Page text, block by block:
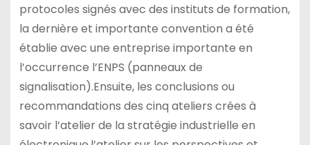
protocoles signés avec des instituts de formation,
la dernière et importante convention a été
établie avec une entreprise importante en
l’occurrence l’ENPS (panneaux de
signalisation).Ensuite, les conclusions ou
recommandations des cinq ateliers crées à
savoir l’atelier de la stratégie industrielle en